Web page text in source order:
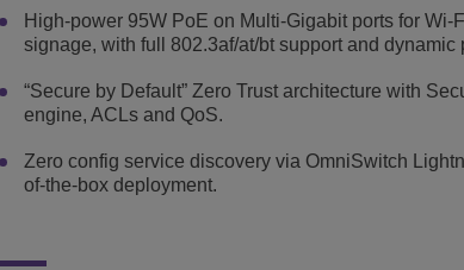
High-power 95W PoE on Multi-Gigabit ports for
signage, with full 802.3af/at/bt support and dynamic
“Secure by Default” Zero Trust architecture with
engine, ACLs and QoS.
Zero config service discovery via OmniSwitch
of-the-box deployment.